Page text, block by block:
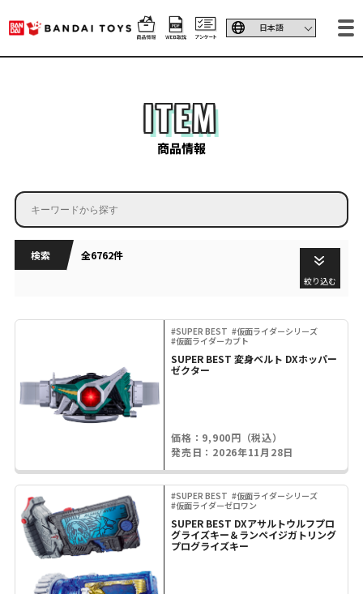
ITEM
商品情報
検索 全6762件
絞り込む
#SUPER BEST #仮面ライダーシリーズ
#仮面ライダーカブト
SUPER BEST 変身ベルト DXホッパー
ゼクター
価格：9,900円（税込）
発売日：2026年11月28日
#SUPER BEST #仮面ライダーシリーズ
#仮面ライダーゼロワン
SUPER BEST DXアサルトウルフプロ
グライズキー＆ランペイジガトリング
プログライズキー